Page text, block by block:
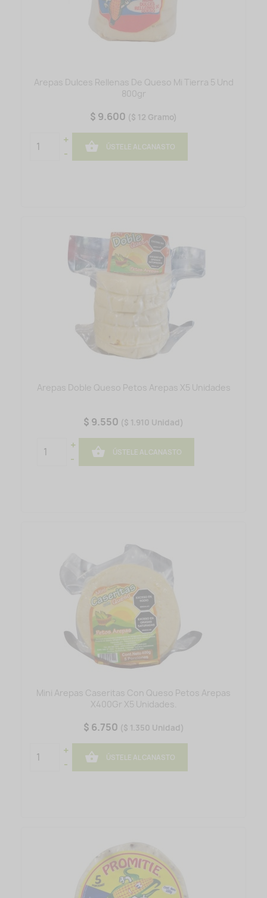
Arepas Dulces Rellenas De Queso Mi Tierra 5 Und
800gr
$ 9.600 ($ 12 Gramo)
+
-
 ÚSTELE AL CANASTO
Arepas Doble Queso Petos Arepas X5 Unidades
$ 9.550 ($ 1.910 Unidad)
+
-
 ÚSTELE AL CANASTO
Mini Arepas Caseritas Con Queso Petos Arepas
X400Gr X5 Unidades.
$ 6.750 ($ 1.350 Unidad)
+
-
 ÚSTELE AL CANASTO